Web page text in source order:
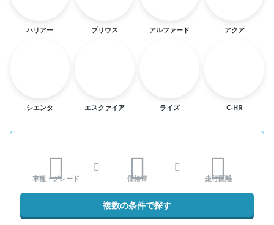
ハリアー プリウス アルファード アクア
シエンタ エスクァイア ライズ C-HR
車種・グレード 価格帯 走行距離
複数の条件で探す